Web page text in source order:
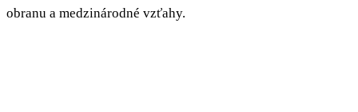
obranu a medzinárodné vzťahy.